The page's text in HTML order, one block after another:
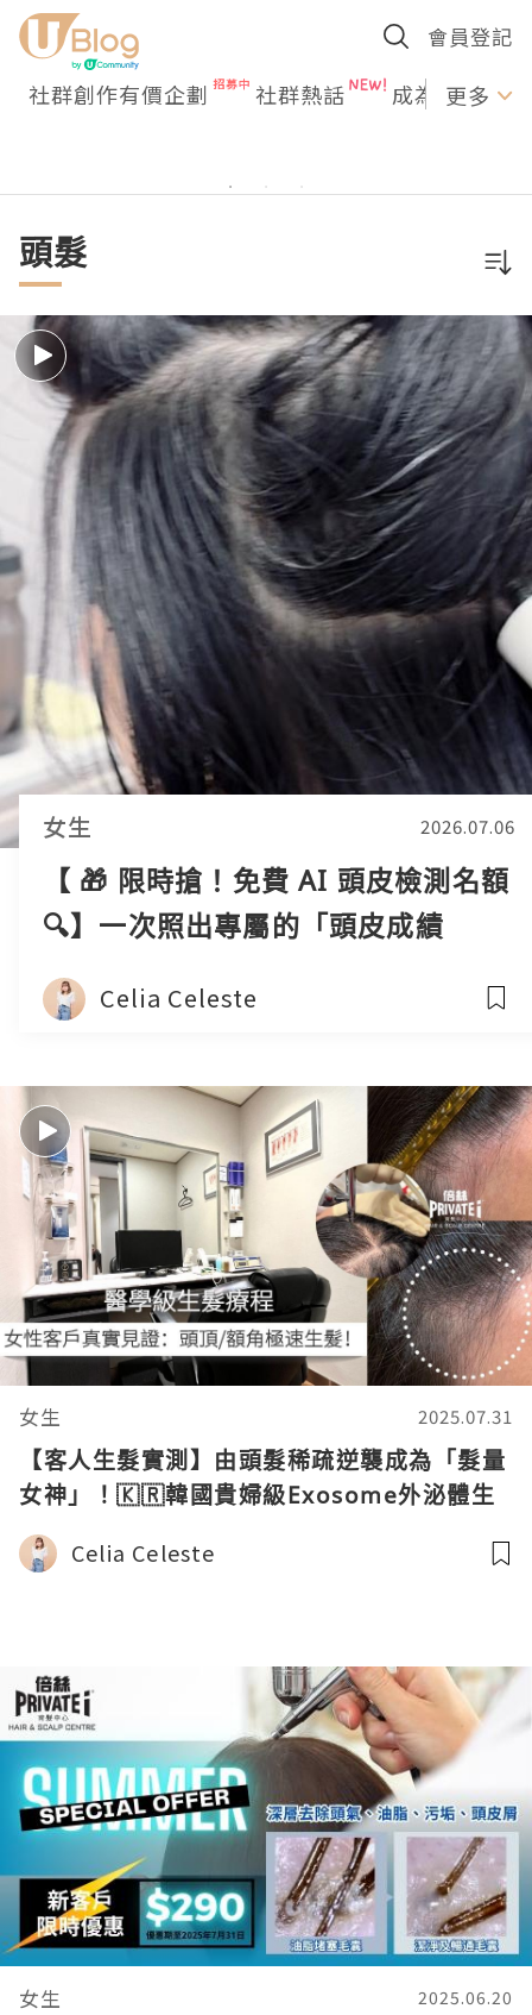
會員登記
社群創作有價企劃 社群熱話 成為U更多
頭髮
女生 2026.07.06
【 🎁 限時搶！免費 AI 頭皮檢測名額
🔍】一次照出專屬的「頭皮成績
表」！！！
Celia Celeste
女生 2025.07.31
【客人生髮實測】由頭髮稀疏逆襲成為「髮量
女神」！🇰🇷韓國貴婦級Exosome外泌體生
髮療程💆🏻‍♀️
Celia Celeste
女生 2025.06.20